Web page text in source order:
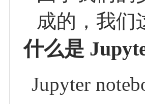
成的，我们
什么是
Jupyter